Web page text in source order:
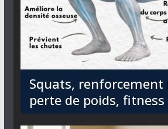
Squats, renforcement
perte de poids, fitness